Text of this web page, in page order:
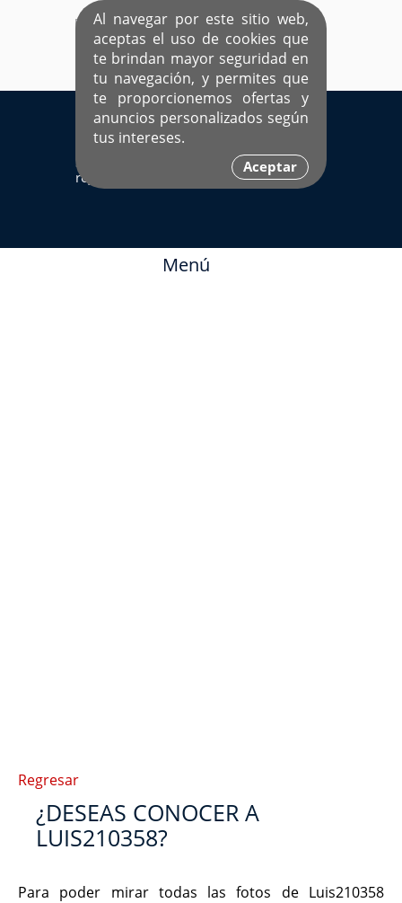
Al navegar por este sitio web,
aceptas el uso de cookies que
te brindan mayor seguridad en
tu navegación, y permites que
te proporcionemos ofertas y
anuncios personalizados según
tus intereses.
Aceptar
EL ÚNICO SITIO DEDICADO A SOLTEROS
HISPANOS COMO TÚ
Ingresa aquí
Sí ya estás
registrado
Menú
Regresar
¿DESEAS CONOCER A
LUIS210358?
Para poder mirar todas las fotos de Luis210358